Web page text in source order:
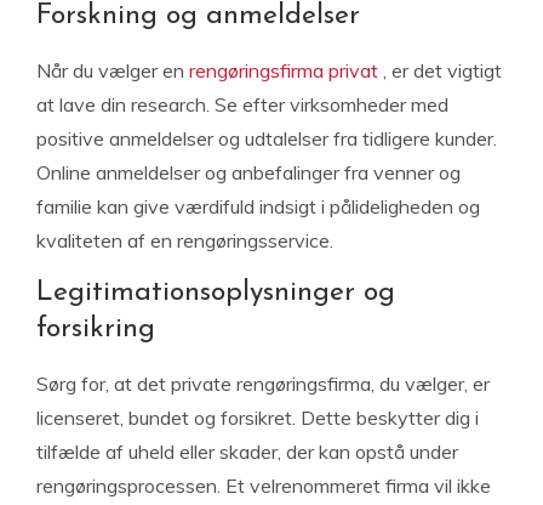
Forskning og anmeldelser
Når du vælger en rengøringsfirma privat , er det vigtigt
at lave din research. Se efter virksomheder med
positive anmeldelser og udtalelser fra tidligere kunder.
Online anmeldelser og anbefalinger fra venner og
familie kan give værdifuld indsigt i pålideligheden og
kvaliteten af ​​en rengøringsservice.
Legitimationsoplysninger og
forsikring
Sørg for, at det private rengøringsfirma, du vælger, er
licenseret, bundet og forsikret. Dette beskytter dig i
tilfælde af uheld eller skader, der kan opstå under
rengøringsprocessen. Et velrenommeret firma vil ikke